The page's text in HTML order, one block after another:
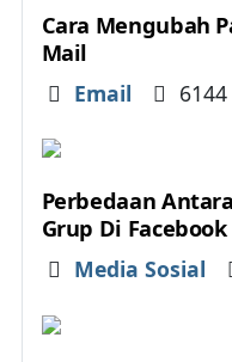
Cara Mengubah
Mail
Details
Email 6144
Perbedaan
Grup Di Facebook
Details
Media Sosial